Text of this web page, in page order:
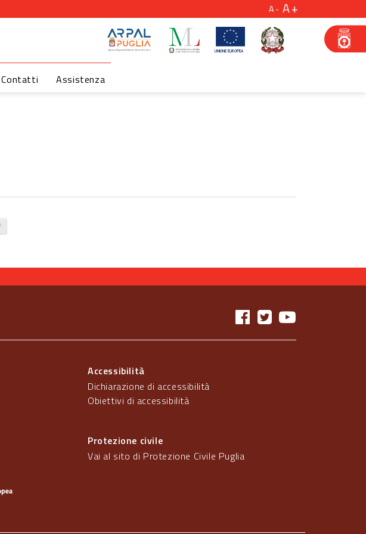
A A
Contatti Assistenza
Accessibilità
Dichiarazione di accessibilità
Obiettivi di accessibilità
Protezione civile
Vai al sito di Protezione Civile Puglia